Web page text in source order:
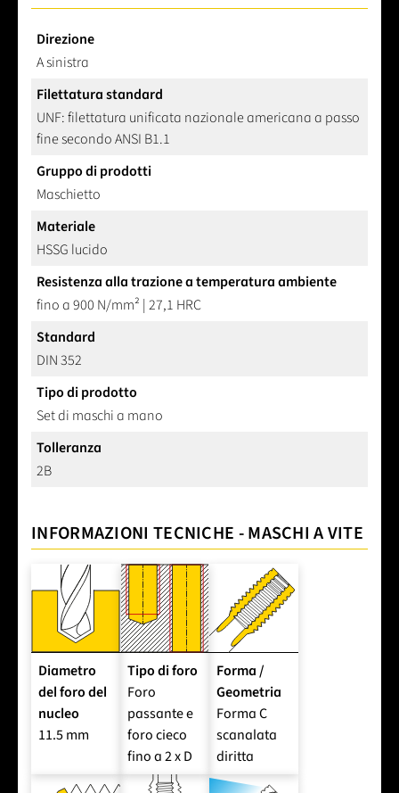
Direzione
A sinistra
Filettatura standard
UNF: filettatura unificata nazionale americana a passo
fine secondo ANSI B1.1
Gruppo di prodotti
Maschietto
Materiale
HSSG lucido
Resistenza alla trazione a temperatura ambiente
fino a 900 N/mm² | 27,1 HRC
Standard
DIN 352
Tipo di prodotto
Set di maschi a mano
Tolleranza
2B
INFORMAZIONI TECNICHE - MASCHI A VITE
Diametro
del foro del
nucleo
11.5 mm
Tipo di foro
Foro
passante e
foro cieco
fino a 2 x D
Forma /
Geometria
Forma C
scanalata
diritta